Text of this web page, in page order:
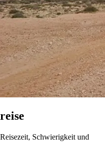
Schwierigkeit und